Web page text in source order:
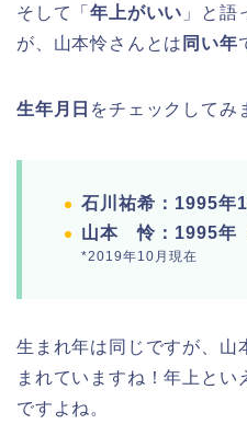
そして「年上がいい 」と語
が、山本怜さんとは 同い年
生年月日 をチェックしてみ
石川祐希：1995年
山本 怜：1995
*2019年10月現在
生まれ年は同じですが、山
まれていますね！年上とい
ですよね。